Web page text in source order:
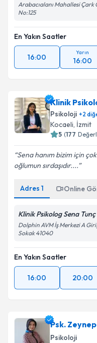
Arabacıalanı Mahallesi Çark
No:125
En Yakın Saatler
16:00
Yarın
16:00
Klinik
Psikoloji +2
Kocaeli, İzmit
5 (177
Sena hanım bizim için
oğlumun sırdaşıdır....
Adres 1 Online
Klinik Psikolog Sena Tunç
Dolphin AVM İş Merkezi A
Sokak 41040
En Yakın Saatler
16:00 20:00
Psk.
Psikoloji